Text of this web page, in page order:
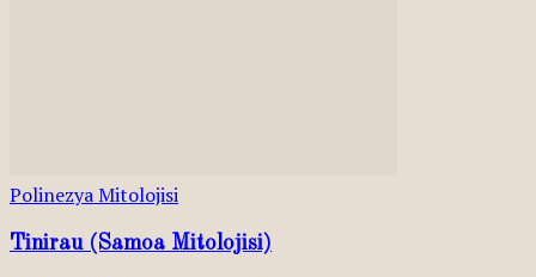
Polinezya Mitolojisi
Tinirau (Samoa Mitolojisi)